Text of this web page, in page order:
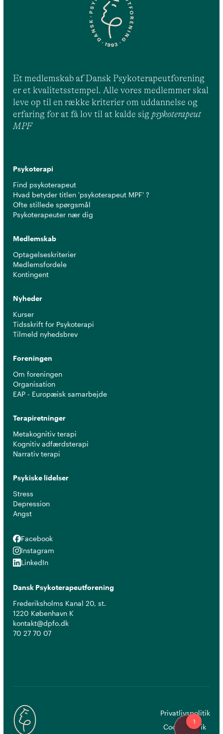
Et medlemskab af Dansk Psykoterapeutforening
er et kvalitetsstempel. Alle vores medlemmer skal
leve op til en række kriterier om uddannelse og
erfaring for at få lov til at kalde sig psykoterapeut
MPF
Psykoterapi
Find psykoterapeut
Hvad betyder titlen 'psykoterapeut MPF' ?
Ofte stillede spørgsmål
Psykoterapeuter nær dig
Medlemskab
Optagelseskriterier
Medlemsfordele
Kontingent
Nyheder
Kurser
Tidsskrift for Psykoterapi
Tilmeld nyhedsbrev
Foreningen
Om foreningen
Organisation
EAP - Europæisk samarbejde
Terapiretninger
Metakognitiv terapi
Kognitiv adfærdsterapi
Narrativ terapi
Psykiske lidelser
Stress
Depression
Angst
Facebook
Facebook
Instagram
Instagram
LinkedIn
LinkedIn
Dansk Psykoterapeutforening
Frederiksholms Kanal 20, st.
1220 København K
kontakt@dpfo.dk
70 27 70 07
Privatlivspolitik
Cookiepolitik